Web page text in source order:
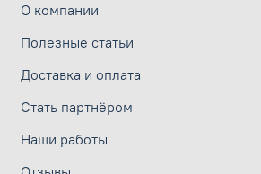
О компании
Полезные статьи
Доставка и оплата
Стать партнёром
Наши работы